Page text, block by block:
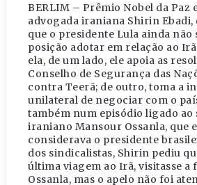
BERLIM – Prêmio Nobel da Paz
advogada iraniana Shirin Ebadi,
que o presidente Lula ainda não
posição adotar em relação ao
ela, de um lado, ele apoia as
Conselho de Segurança das
contra Teerã; de outro, toma a
unilateral de negociar com o
também num episódio ligado ao
iraniano Mansour Ossanla, que
considerava o presidente
dos sindicalistas, Shirin pediu
última viagem ao Irã, visitasse a
Ossanla, mas o apelo não foi